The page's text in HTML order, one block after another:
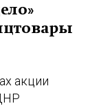
акции